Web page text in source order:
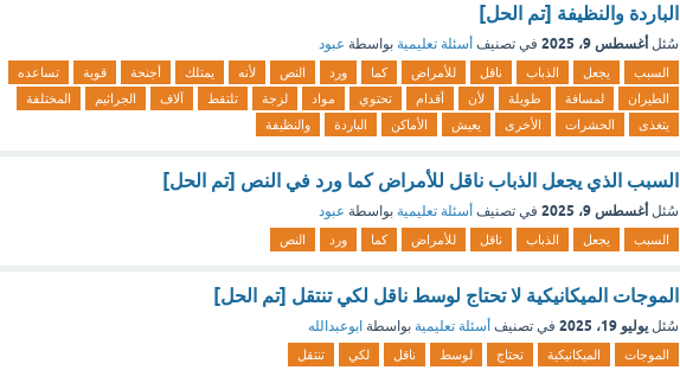
الباردة والنظيفة [تم الحل]
سُئل أغسطس 9، 2025 في تصنيف أسئلة تعليمية بواسطة عبود
السبب يجعل الذباب ناقل للأمراض كما ورد النص لأنه يمتلك أجنحة قوية
تساعده
الطيران
لمسافة طويلة لأن أقدام تحتوي مواد لزجة تلتقط آلاف الجراثيم
المختلفة
يتغذى
الحشرات الأخرى يعيش الأماكن الباردة والنظيفة
السبب الذي يجعل الذباب ناقل للأمراض كما ورد في النص [تم الحل]
سُئل أغسطس 9، 2025 في تصنيف أسئلة تعليمية بواسطة عبود
السبب يجعل الذباب ناقل للأمراض كما ورد النص
الموجات الميكانيكية لا تحتاج لوسط ناقل لكي تنتقل [تم الحل]
سُئل يوليو 19، 2025 في تصنيف أسئلة تعليمية بواسطة ابوعبدالله
الموجات الميكانيكية تحتاج لوسط ناقل لكي تنتقل